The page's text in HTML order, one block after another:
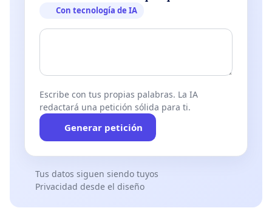
Con tecnología de IA
Escribe con tus propias palabras. La IA
redactará una petición sólida para ti.
Generar petición
Tus datos siguen siendo tuyos
Privacidad desde el diseño